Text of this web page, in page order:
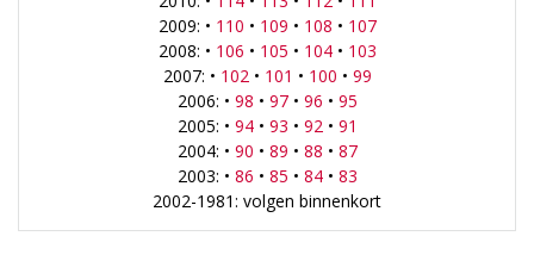
2009: • 110 • 109 • 108 • 107
2008: • 106 • 105 • 104• 103
2007: • 102 • 101 • 100 • 99
2006: • 98 • 97• 96 • 95
2005: • 94• 93 • 92 • 91
2004: • 90 • 89 • 88 • 87
2003: • 86 • 85 • 84• 83
2002-1981: volgen binnenkort